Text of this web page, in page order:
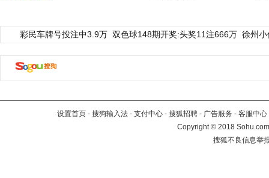
彩民车牌号投注中3.9万 双色球148期开奖:头奖11注666万 徐州
设置首页 - 搜狗输入法 - 支付中心 - 搜狐招聘 - 广告服务 - 客服中心
Copyright©2018
搜狐不良信息举